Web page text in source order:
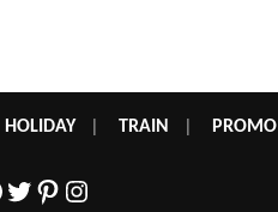
HOLIDAY| TRAIN PROMO
Twitter
Pinterest
Instagram